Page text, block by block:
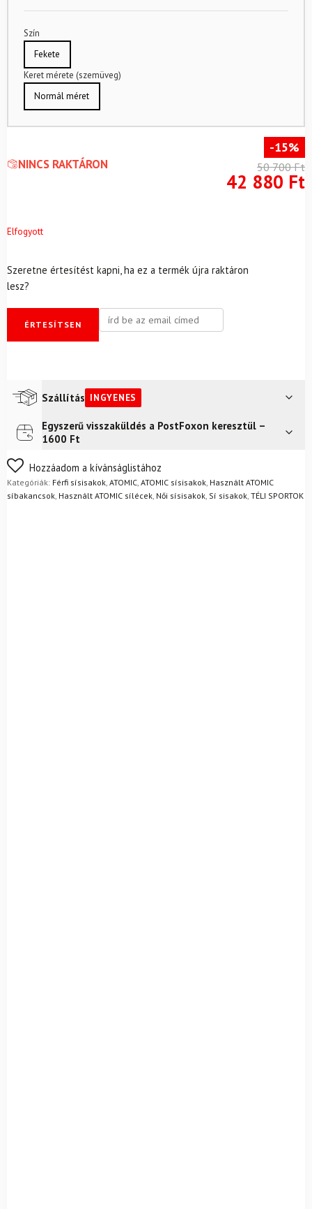
Szín
Fekete
Keret mérete (szemüveg)
Normál méret
NINCS RAKTÁRON
-15%
50 700Ft
42 880 Ft
Elfogyott
Szeretne értesítést kapni, ha ez a termék újra raktáron
lesz?
ÉRTESÍTSEN
Szállítás INGYENES
Futár a címreIngyenes
FoxPost
Egyszerű visszaküldés a PostFoxon keresztül –
1600 Ft
Nem biztos a választásában? Semmi gond – a terméket
egyszerűen visszaküldheti 14 napon belül, indoklás nélkül.
Mik a visszaküldés feltételei?
Hozzáadom a kívánságlistához
Kategóriák: Férfi sísisakok, ATOMIC, ATOMIC sísisakok, Használt ATOMIC
síbakancsok, Használt ATOMIC sílécek, Női sísisakok, Sí sisakok, TÉLI SPORTOK